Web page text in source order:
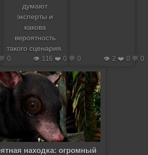
0
думают
эксперты и
какова
вероятность
такого сценария.
👁️ 116 ❤️ 0 💬 0
👁️ 2 ❤️ 0 💬 0
находка: огромный